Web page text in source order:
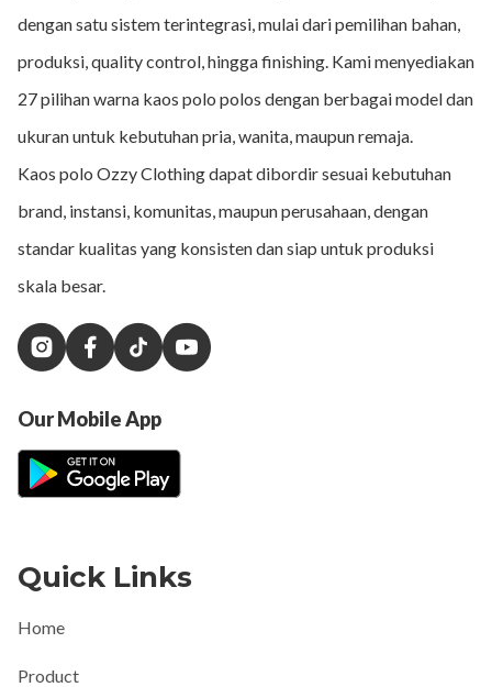
dengan satu sistem terintegrasi, mulai dari pemilihan bahan,
produksi, quality control, hingga finishing. Kami menyediakan
27 pilihan warna kaos polo polos dengan berbagai model dan
ukuran untuk kebutuhan pria, wanita, maupun remaja.
Kaos polo Ozzy Clothing dapat dibordir sesuai kebutuhan
brand, instansi, komunitas, maupun perusahaan, dengan
standar kualitas yang konsisten dan siap untuk produksi
skala besar.
Our Mobile App
Quick Links
Home
Product